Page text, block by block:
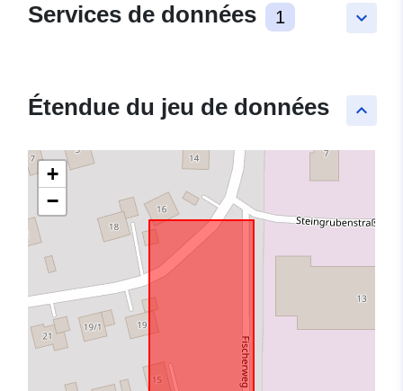
keyboard_arrow_down
Services de données 1
keyboard_arrow_up
Étendue du jeu de données
+
−